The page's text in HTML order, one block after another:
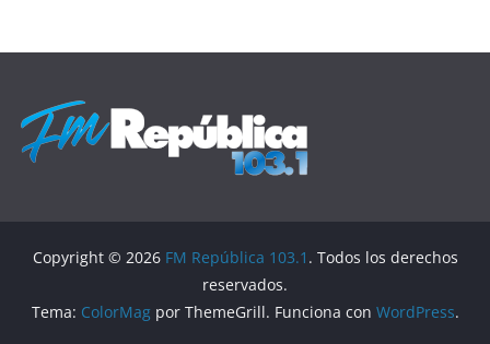
Copyright © 2026 FM República 103.1 . Todos los derechos
reservados.
Tema: ColorMagpor ThemeGrill. Funciona con WordPress.